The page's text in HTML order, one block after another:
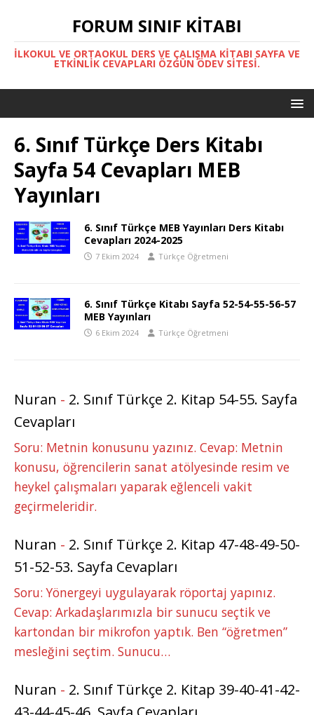
FORUM SINIF KITABI
İLKOKUL VE ORTAOKUL DERS VE ÇALIŞMA KITABI SAYFA VE
ETKINLIK CEVAPLARI ÖZGÜN ÖDEV SITESI.
6. Sınıf Türkçe Ders Kitabı
Sayfa 54 Cevapları MEB
Yayınları
6. Sınıf Türkçe MEB Yayınları Ders Kitabı
Cevapları 2024-2025
7 Ekim 2024 Türkçe Öğretmeni
6. Sınıf Türkçe Kitabı Sayfa 52-54-55-56-57
MEB Yayınları
6 Ekim 2024 Türkçe Öğretmeni
Nuran - 2. Sınıf Türkçe 2. Kitap 54-55. Sayfa
Cevapları
Soru: Metnin konusunu yazınız. Cevap: Metnin
konusu, öğrencilerin sanat atölyesinde resim ve
heykel çalışmaları yaparak eğlenceli vakit
geçirmeleridir.
Nuran - 2. Sınıf Türkçe 2. Kitap 47-48-49-50-
51-52-53. Sayfa Cevapları
Soru: Yönergeyi uygulayarak röportaj yapınız.
Cevap: Arkadaşlarımızla bir sunucu seçtik ve
kartondan bir mikrofon yaptık. Ben “öğretmen”
mesleğini seçtim. Sunucu…
Nuran - 2. Sınıf Türkçe 2. Kitap 39-40-41-42-